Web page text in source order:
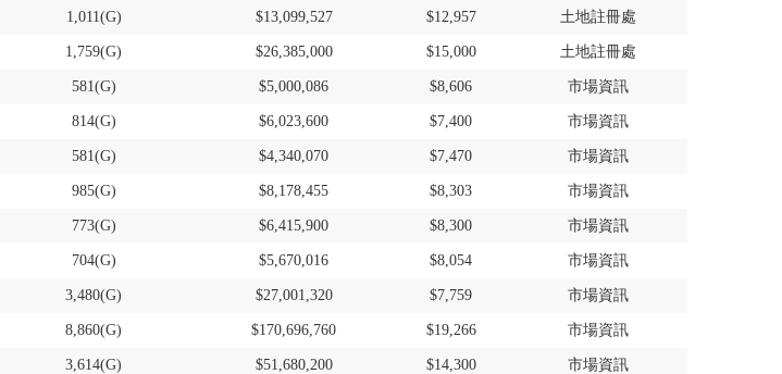
1,011(G) $13,099,527 $12,957 土地註冊處
1,759(G) $26,385,000 $15,000 土地註冊處
581(G) $5,000,086 $8,606 市場資訊
814(G) $6,023,600 $7,400 市場資訊
581(G) $4,340,070 $7,470 市場資訊
985(G) $8,178,455 $8,303 市場資訊
773(G) $6,415,900 $8,300 市場資訊
704(G) $5,670,016 $8,054 市場資訊
3,480(G) $27,001,320 $7,759 市場資訊
8,860(G) $170,696,760 $19,266 市場資訊
3,614(G) $51,680,200 $14,300 市場資訊